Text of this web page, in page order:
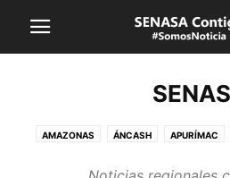
AMAZONAS ÁNCASH APURÍMAC